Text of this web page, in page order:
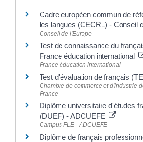
Cadre européen commun de
les langues (CECRL) - Conseil
Conseil de l'Europe
Test de connaissance du
France éducation international
France éducation international
Test d'évaluation de français
Chambre de commerce et d'industrie
France
Diplôme universitaire d'études
(DUEF) - ADCUEFE
Campus FLE - ADCUEFE
Diplôme de français